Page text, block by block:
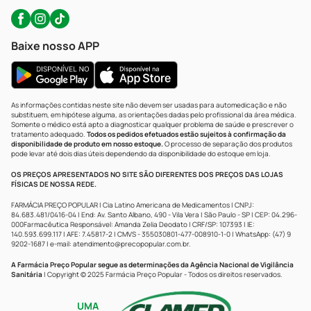
Baixe nosso APP
As informações contidas neste site não devem ser usadas para automedicação e não
substituem, em hipótese alguma, as orientações dadas pelo profissional da área médica.
Somente o médico está apto a diagnosticar qualquer problema de saúde e prescrever o
tratamento adequado. Todos os pedidos efetuados estão sujeitos à confirmação da
disponibilidade de produto em nosso estoque.O processo de separação dos produtos
pode levar até dois dias úteis dependendo da disponibilidade do estoque em loja.
OS PREÇOS APRESENTADOS NO SITE SÃO DIFERENTES DOS PREÇOS DAS LOJAS
FÍSICAS DE NOSSA REDE.
FARMÁCIA PREÇO POPULAR | Cia Latino Americana de Medicamentos | CNPJ:
84.683.481/0416-04 | End: Av. Santo Albano, 490 - Vila Vera | São Paulo - SP | CEP: 04.296-
000Farmacêutica Responsável: Amanda Zelia Deodato | CRF/SP: 107393 | IE:
140.593.699.117 | AFE: 7.45817-2 | CMVS - 355030801-477-008910-1-0 | WhatsApp: (47) 9
9202-1687 | e-mail: atendimento@precopopular.com.br.
A Farmácia Preço Popular segue as determinações da Agência Nacional de Vigilância
Sanitária | Copyright © 2025 Farmácia Preço Popular - Todos os direitos reservados.
UMA